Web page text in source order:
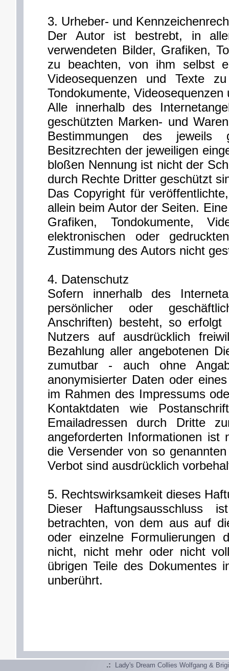
3. Urheber- und
Der Autor ist bestrebt, in
verwendeten Bilder, Grafiken,
zu beachten, von ihm selbst
Videosequenzen und Texte
Tondokumente,
Alle innerhalb des
geschützten Marken- und
Bestimmungen des jeweils
Besitzrechten der jeweiligen
bloßen Nennung ist nicht der
durch Rechte Dritter geschützt
Das Copyright für
allein beim Autor der Seiten.
Grafiken, Tondokumente,
elektronischen oder
Zustimmung des Autors nicht
4. Datenschutz
Sofern innerhalb des
persönlicher oder
Anschriften) besteht, so
Nutzers auf ausdrücklich
Bezahlung aller angebotenen
zumutbar - auch ohne
anonymisierter Daten oder
im Rahmen des Impressums
Kontaktdaten wie
Emailadressen durch Dritte
angeforderten Informationen ist
die Versender von so
Verbot sind ausdrücklich
5. Rechtswirksamkeit dieses
Dieser Haftungsausschluss
betrachten, von dem aus auf
oder einzelne Formulierungen
nicht, nicht mehr oder nicht
übrigen Teile des Dokumentes
unberührt.
.: Lady's Dream Collies Wolfgang &